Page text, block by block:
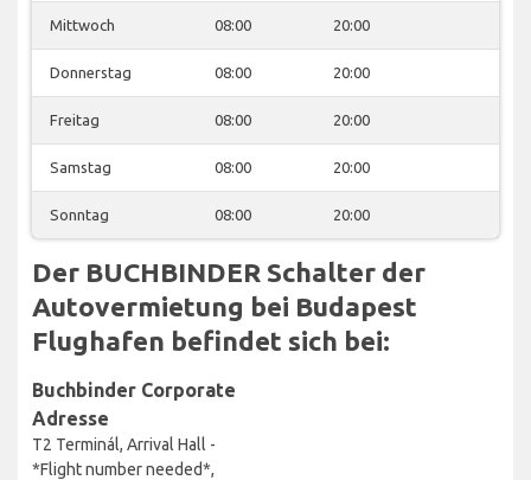
Mittwoch 08:00 20:00
Donnerstag 08:00 20:00
Freitag 08:00 20:00
Samstag 08:00 20:00
Sonntag 08:00 20:00
Der BUCHBINDER Schalter der
Autovermietung bei Budapest
Flughafen befindet sich bei:
Buchbinder Corporate
Adresse
T2 Terminál, Arrival Hall -
*Flight number needed*,